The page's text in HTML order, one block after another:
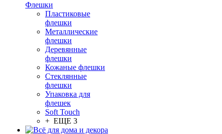
Флешки
Пластиковые
флешки
Металлические
флешки
Деревянные
флешки
Кожаные флешки
Стеклянные
флешки
Упаковка для
флешек
Soft Touch
+ ЕЩЕ 3